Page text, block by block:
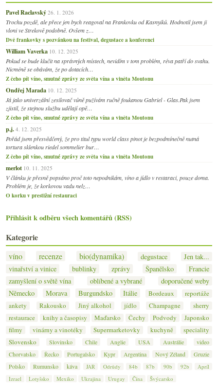
Pavel Raclavský 26. 1. 2026
Trochu pozdě, ale přece jen bych reagoval na Frankovku od Kasnyiků. Hodnotil jsem ji
vloni ve Strekově podobně. Ovšem z…
Dvě frankovky s pozvánkou na festival, degustace a konferenci
William Vaverka 10. 12. 2025
Pokud se bude klučit na správných místech, nevidím v tom problém, réva patří do svahu.
Nicméně se obávám, že po dotacích…
Z čeho pít víno, smutné zprávy ze světa vína a viněta Moutonu
Ondřej Marada 10. 12. 2025
Já jako univerzální zesilovač vůně pužívám ručně foukanou Gabriel - Glas.Pak jsem
zjistil, že stejnou službu udělají opě…
Z čeho pít víno, smutné zprávy ze světa vína a viněta Moutonu
p.j. 4. 12. 2025
Pořád jsem přesvědčený, že pro titul typu world class pinot je bezpodmínečně nutná
tortura sklenkou riedel sommelier bur…
Z čeho pít víno, smutné zprávy ze světa vína a viněta Moutonu
merlot 10. 11. 2025
V článku je přesně popsáno proč toto nepodnikám, víno a jídlo v restaraci, pouze doma.
Problém je, že korkovou vadu nelz…
O korku v prestižní restauraci
Přihlásit k odběru všech komentářů (RSS)
Kategorie
víno recenze bio(dynamika) degustace
Jen tak...
vinařství a vinice
bublinky zprávy Španělsko
Francie
zamyšlení o světě vína
oblíbené a vybrané
doporučené weby
Německo
Morava Burgundsko Itálie Bordeaux
reportáže
ankety
Rakousko Jiný alkohol jídlo Champagne
sherry
restaurace
knihy a časopisy Maďarsko Čechy Podvody
Japonsko
filmy
vinárny a vinotéky Supermarketovky kuchyně
speciality
Slovensko
Slovinsko Chile Anglie USA Austrálie
video
Chorvatsko
Řecko Portugalsko Kypr Argentina Nový Zéland
Gruzie
Polsko
Rumunsko káva JAR Odrůdy 84b 87b 90b 92b
Apríl
Izrael
Lotyšsko Mexiko Ukrajina Urugay Čína Švýcarsko